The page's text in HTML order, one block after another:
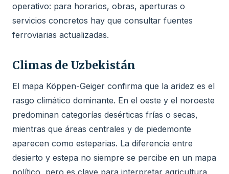
operativo: para horarios, obras, aperturas o
servicios concretos hay que consultar fuentes
ferroviarias actualizadas.
Climas de Uzbekistán
El mapa Köppen-Geiger confirma que la aridez es el
rasgo climático dominante. En el oeste y el noroeste
predominan categorías desérticas frías o secas,
mientras que áreas centrales y de piedemonte
aparecen como esteparias. La diferencia entre
desierto y estepa no siempre se percibe en un mapa
político, pero es clave para interpretar agricultura,